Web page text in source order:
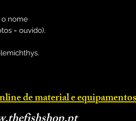
o nome
= ouvido).
de material e